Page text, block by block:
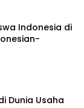
Indonesia di
Dunia Usaha